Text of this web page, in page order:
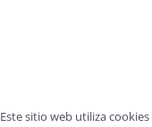
Este sitio web utiliza